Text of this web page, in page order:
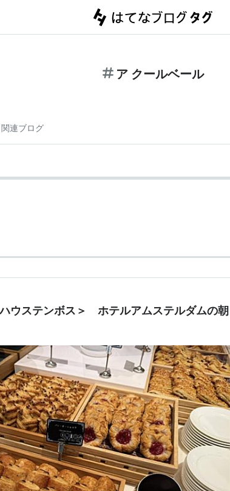
ア クールベール
関連ブログ
ウステンボス＞ ホテルアムステルダムの朝